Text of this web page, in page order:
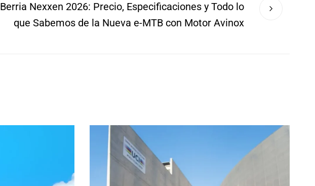
Berria Nexxen 2026: Precio, Especificaciones y Todo lo
que Sabemos de la Nueva e-MTB con Motor Avinox